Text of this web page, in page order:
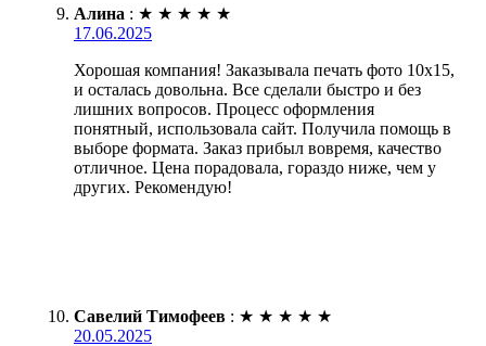
Алина : ★ ★ ★ ★ ★
17.06.2025
Хорошая компания! Заказывала печать фото 10х15,
и осталась довольна. Все сделали быстро и без
лишних вопросов. Процесс оформления
понятный, использовала сайт. Получила помощь в
выборе формата. Заказ прибыл вовремя, качество
отличное. Цена порадовала, гораздо ниже, чем у
других. Рекомендую!
Савелий Тимофеев : ★ ★ ★ ★ ★
20.05.2025